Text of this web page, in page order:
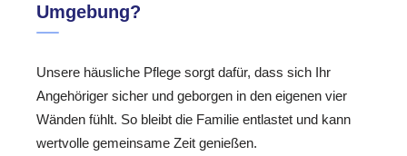
Umgebung?
Unsere häusliche Pflege sorgt dafür, dass sich Ihr
Angehöriger sicher und geborgen in den eigenen vier
Wänden fühlt. So bleibt die Familie entlastet und kann
wertvolle gemeinsame Zeit genießen.